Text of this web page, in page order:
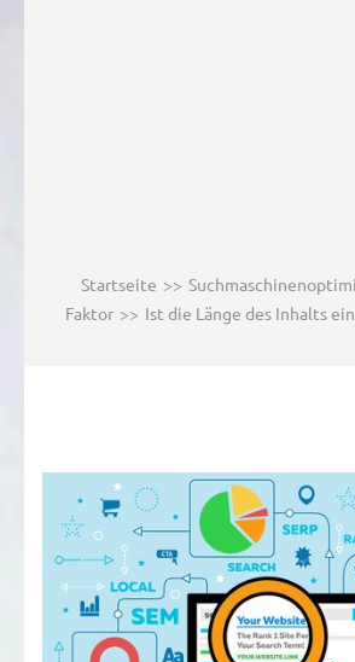
Startseite >>
Faktor >> Ist die Länge des Inhalts